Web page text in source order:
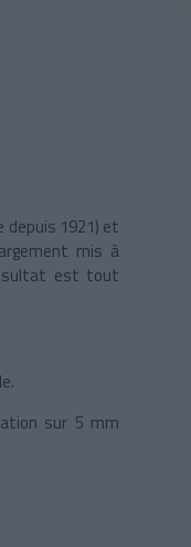
depuis 1921) et
mis à
est tout
sur 5 mm